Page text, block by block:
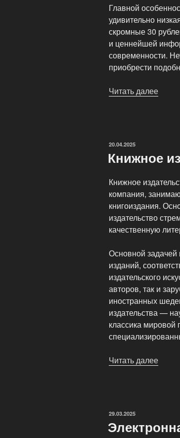
Главной
удивительно
скромные 30
и ценнейшей
современности.
приобрести
Читать далее
ОПУБЛИКОВАНО
20.04.2025
Книжное
Книжное
компания,
книгоиздания.
издательство
качественную
Основной задачей
изданий,
издательского
авторов, так и
иностранных
издательства —
классика мировой
Читать далее
ОПУБЛИКОВАНО
29.03.2025